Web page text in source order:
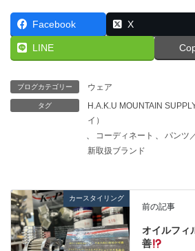
Facebook X
LINE
ブログカテゴリー ウェア
タグ
H.A.K.U MOUNTAIN
イ）
、
コーディネート 、 パンツ
新取扱ブランド
カースタイリング
前の記事
オイルフィ
善